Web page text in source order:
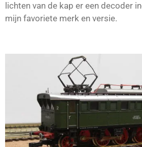
lichten van de kap er een decoder
mijn favoriete merk en versie.